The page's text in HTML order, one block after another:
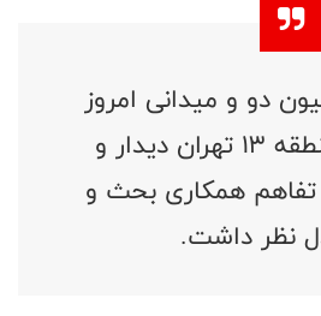
دو و میدانی امروز
با شهردار منطقه ۱۳ تهران دیدار و
تفاهم همکاری بحث و
نظر داشت.